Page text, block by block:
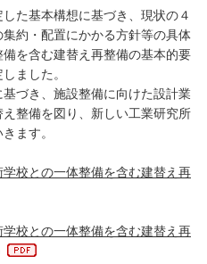
た基本構想に基づき、現状の４
約・配置にかかる方針等の具体
を含む建替え再整備の基本的要
ました。
づき、施設整備に向けた設計業
整備を図り、新しい工業研究所
ます。
校との一体整備を含む建替え再
校との一体整備を含む建替え再